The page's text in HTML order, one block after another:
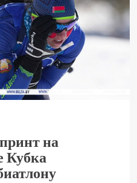
на
Кубка